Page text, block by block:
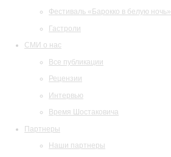
Фестиваль «Барокко в белую ночь»
Гастроли
СМИ о нас
Все публикации
Рецензии
Интервью
Время Шостаковича
Партнеры
Наши партнеры